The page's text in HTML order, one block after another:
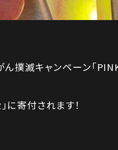
撲滅キャンペーン「
寄付されます！